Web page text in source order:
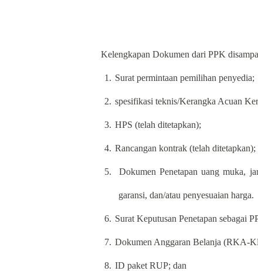
Kelengkapan Dokumen dari PPK
1. Surat permintaan pemilihan penyedia;
2. spesifikasi teknis/Kerangka Acuan
3. HPS (telah ditetapkan);
4. Rancangan kontrak (telah ditetapkan);
5. Dokumen Penetapan uang muka,
garansi, dan/atau penyesuaian harga.
6. Surat Keputusan Penetapan sebagai
7. Dokumen Anggaran Belanja (RKA-
8. ID paket RUP; dan